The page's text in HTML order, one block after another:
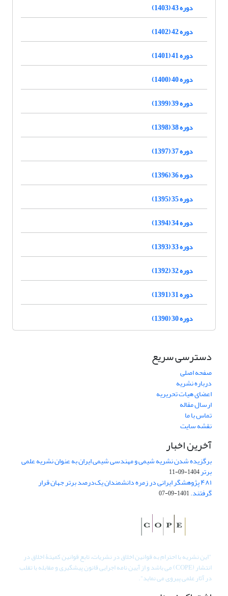
دوره 43 (1403)
دوره 42 (1402)
دوره 41 (1401)
دوره 40 (1400)
دوره 39 (1399)
دوره 38 (1398)
دوره 37 (1397)
دوره 36 (1396)
دوره 35 (1395)
دوره 34 (1394)
دوره 33 (1393)
دوره 32 (1392)
دوره 31 (1391)
دوره 30 (1390)
دسترسی سریع
صفحه اصلی
درباره نشریه
اعضای هیات تحریریه
ارسال مقاله
تماس با ما
نقشه سایت
آخرین اخبار
برگزیده شدن نشریه شیمی و مهندسی شیمی ایران به عنوان نشریه علمی
برتر1404-09-11
۴۸۱ پژوهشگر ایرانی در زمره دانشمندان یک‌درصد برتر جهان قرار
گرفتند.1401-09-07
"این نشریه با احترام به قوانین اخلاق در نشریات، تابع قوانین کمیتۀ اخلاق در
انتشار (COPE) می باشد و از آیین نامه اجرایی قانون پیشگیری و مقابله با تقلب
در آثار علمی پیروی می نماید".